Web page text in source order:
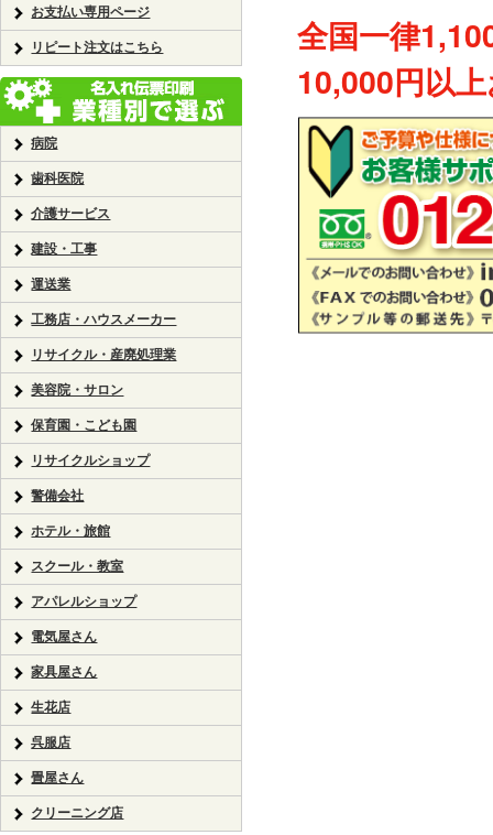
全国一律
10,000円以
お支払い専用ページ
リピート注文はこちら
病院
歯科医院
介護サービス
建設・工事
運送業
工務店・ハウスメーカー
リサイクル・産廃処理業
美容院・サロン
保育園・こども園
リサイクルショップ
警備会社
ホテル・旅館
スクール・教室
アパレルショップ
電気屋さん
家具屋さん
生花店
呉服店
畳屋さん
クリーニング店